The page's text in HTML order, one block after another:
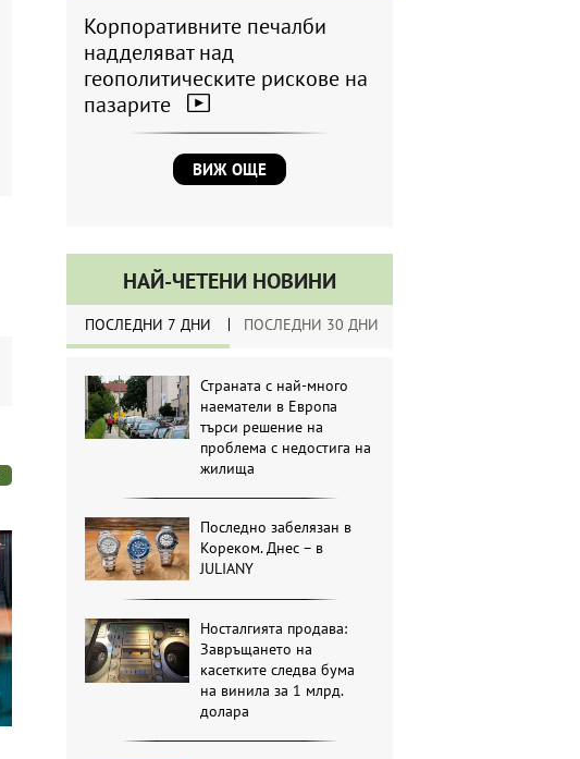
Корпоративните печалби
надделяват над
геополитическите рискове на
пазарите
ВИЖ ОЩЕ
НАЙ-ЧЕТЕНИ НОВИНИ
ПОСЛЕДНИ 7 ДНИ ПОСЛЕДНИ 30 ДНИ
Страната с най-много
наематели в Европа
търси решение на
проблема с недостига на
жилища
Последно забелязан в
Кореком. Днес – в
JULIANY
Носталгията продава:
Завръщането на
касетките следва бума
на винила за 1 млрд.
долара